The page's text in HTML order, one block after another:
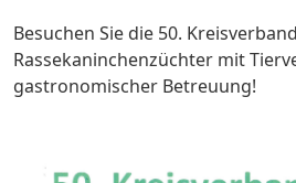
Besuchen Sie die 50.
Rassekaninchenzüchter mit
gastronomischer Betreuung!